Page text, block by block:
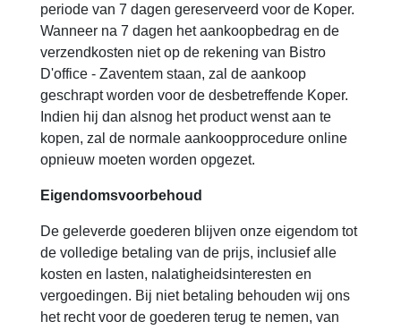
periode van 7 dagen gereserveerd voor de Koper.
Wanneer na 7 dagen het aankoopbedrag en de
verzendkosten niet op de rekening van Bistro
D'office - Zaventem staan, zal de aankoop
geschrapt worden voor de desbetreffende Koper.
Indien hij dan alsnog het product wenst aan te
kopen, zal de normale aankoopprocedure online
opnieuw moeten worden opgezet.
Eigendomsvoorbehoud
De geleverde goederen blijven onze eigendom tot
de volledige betaling van de prijs, inclusief alle
kosten en lasten, nalatigheidsinteresten en
vergoedingen. Bij niet betaling behouden wij ons
het recht voor de goederen terug te nemen, van